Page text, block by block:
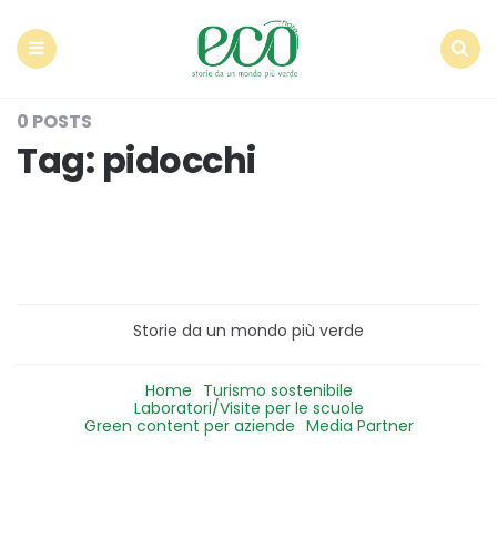
0 POSTS
Tag: pidocchi
Storie da un mondo più verde
Home Turismo sostenibile
Laboratori/Visite per le scuole
Green content per aziende Media Partner